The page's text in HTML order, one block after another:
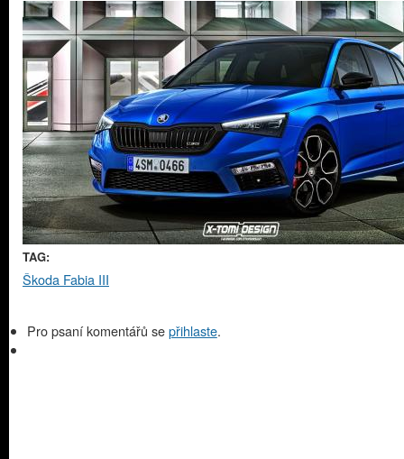
TAG:
Škoda Fabia III
Pro psaní komentářů sepřihlaste.